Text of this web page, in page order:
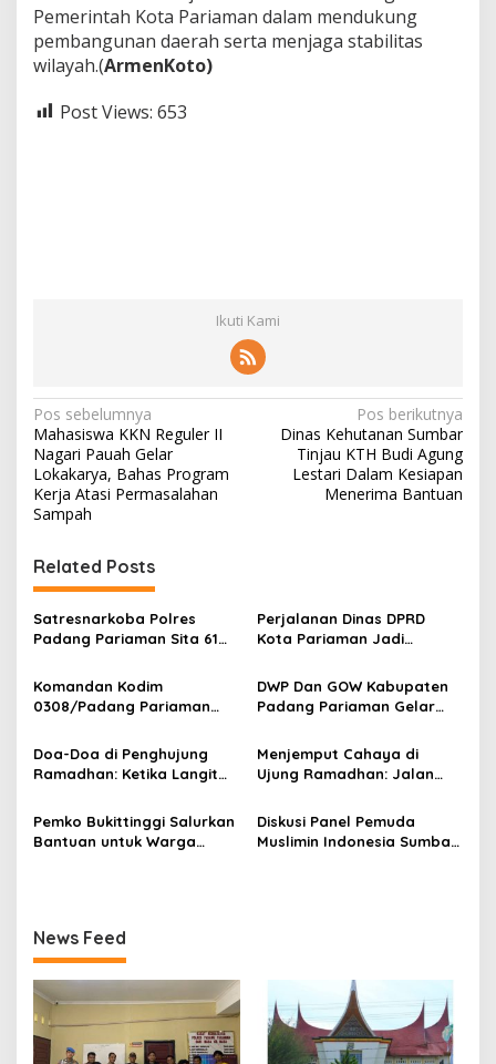
Pemerintah Kota Pariaman dalam mendukung
pembangunan daerah serta menjaga stabilitas
wilayah.(ArmenKoto)
Post Views: 653
Ikuti Kami
N
a
v
i
a
s
i
o
Pos sebelumnya
Mahasiswa KKN Reguler II
Nagari Pauah Gelar
Lokakarya, Bahas Program
Kerja Atasi Permasalahan
Sampah
Pos berikutnya
Dinas Kehutanan Sumbar
Tinjau KTH Budi Agung
Lestari Dalam Kesiapan
Menerima Bantuan
Related Posts
Satresnarkoba Polres
Padang Pariaman Sita 61
Orang Tua Pelaku
Perjalanan Dinas DPRD
Kota Pariaman Jadi
Efisiensi Anggaran.
Komandan Kodim
0308/Padang Pariaman
Purna Bakti Kapten Inf
Yonnedi
DWP Dan GOW Kabupaten
Padang Pariaman Gelar
Kampung Nelayan Merah
Putih Ketaping
Doa-Doa di Penghujung
Ramadhan: Ketika Langit
Hamba
Menjemput Cahaya di
Ujung Ramadhan: Jalan
Sepuluh Malam Terakhir
Pemko Bukittinggi Salurkan
Bantuan untuk Warga
Diskusi Panel Pemuda
Muslimin Indonesia Sumbar:
News Feed